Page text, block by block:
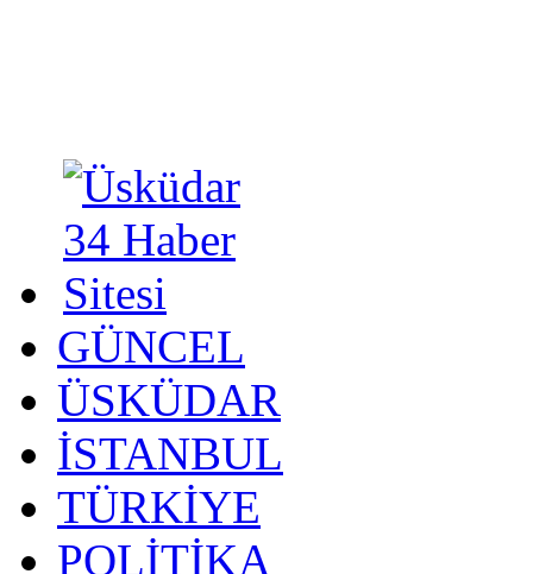
GÜNCEL
ÜSKÜDAR
İSTANBUL
TÜRKİYE
POLİTİKA